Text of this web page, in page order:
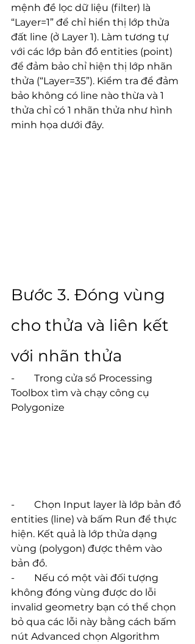
mệnh đề lọc dữ liệu (filter) là
“Layer=1” để chỉ hiển thị lớp thửa
đất line (ở Layer 1). Làm tương tự
với các lớp bản đồ entities (point)
để đảm bảo chỉ hiện thị lớp nhãn
thửa (“Layer=35”). Kiểm tra để đảm
bảo không có line nào thừa và 1
thửa chỉ có 1 nhãn thửa như hình
minh họa dưới đây.
Bước 3. Đóng vùng
cho thửa và liên kết
với nhãn thửa
-        Trong cửa sổ Processing
Toolbox tìm và chạy công cụ
Polygonize
-        Chọn Input layer là lớp bản đồ
entities (line) và bấm Run để thực
hiện. Kết quả là lớp thửa dạng
vùng (polygon) được thêm vào
bản đồ.
-        Nếu có một vài đối tượng
không đóng vùng được do lỗi
invalid geometry bạn có thể chọn
bỏ qua các lỗi này bằng cách bấm
nút Advanced chọn Algorithm